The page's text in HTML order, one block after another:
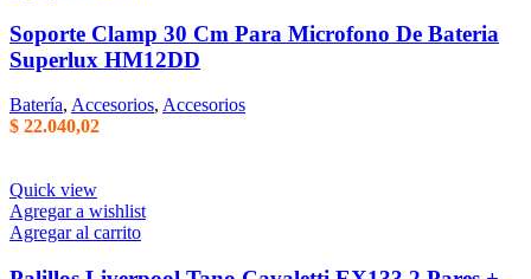
Soporte Clamp 30 Cm Para Microfono De Bateria
Superlux HM12DD
Batería, Accesorios, Accesorios
$ 22.040,02
Quick view
Agregar a wishlist
Agregar al carrito